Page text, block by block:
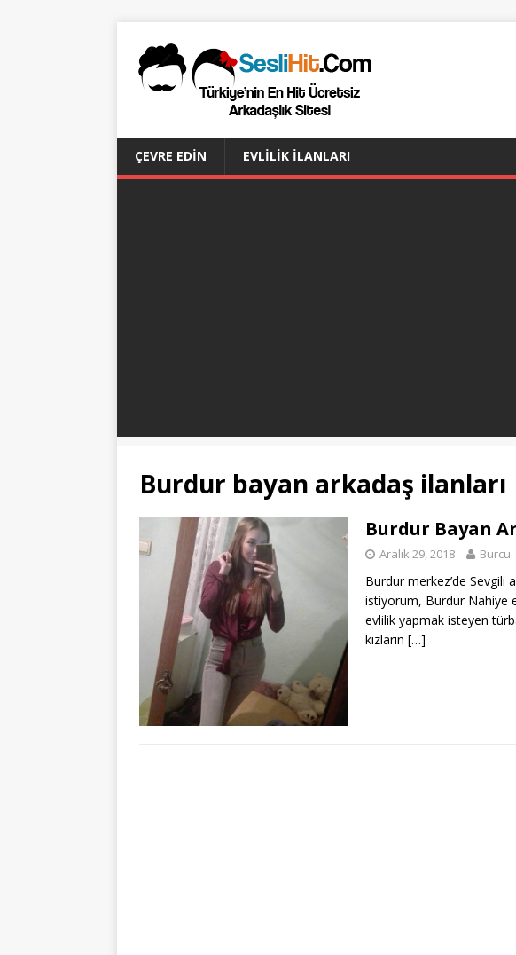
ÇEVRE EDIN EVLILIK İLANLARI
Burdur bayan arkadaş ilanları
Burdur Bayan
Aralık 29, 2018 Burcu
Burdur merkez’de Sevgili
istiyorum, Burdur Nahiye
evlilik yapmak isteyen
kızların […]